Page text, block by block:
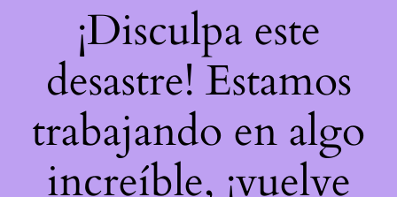
¡Disculpa este
desastre! Estamos
trabajando en algo
increíble, ¡vuelve